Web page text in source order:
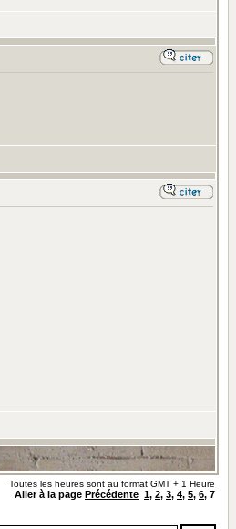
Toutes les heures sont au format GMT + 1 Heure
Aller à la page Précédente 1, 2, 3, 4, 5, 6, 7